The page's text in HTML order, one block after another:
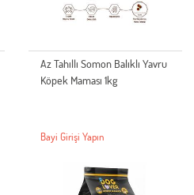
Az Tahıllı Somon Balıklı Yavru
Köpek Maması 1kg
Bayi Girişi Yapın